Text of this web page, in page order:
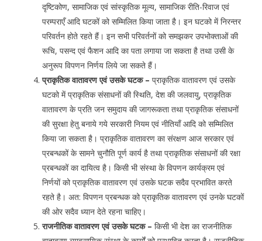
दृष्टिकोण, सामाजिक एवं सांस्कृतिक मूल्य, सामाजिक रीति-रिवाज एवं
परम्पराएँ आदि घटकों को सम्मिलित किया जाता है। इन घटको में निरन्तर
परिवर्तन होते रहते हैं। इन सभी परिवर्तनों को समझकर उपभोक्ताओं की
रूचि, पसन्द एवं फैशन आदि का पता लगाया जा सकता है तथा उसी के
अनुरूप विपणन निर्णय लिये जा सकते हैं।
प्राकृतिक वातावरण एवं उसके घटक – प्राकृतिक वातावरण एवं उसके
घटको में प्राकृतिक संसाधनों की स्थिति, देश की जलवायु, प्राकृतिक
वातावरण के प्रति जन समुदाय की जागरूकता तथा प्राकृतिक संसाधनों
की सुरक्षा हेतु बनाये गये सरकारी नियम एवं नीतियाँ आदि को सम्मिलित
किया जा सकता है। प्राकृतिक वातावरण का संरक्षण आज सरकार एवं
प्रबन्धकों के सामने चुनौति पूर्ण कार्य है तथा प्राकृतिक संसाधनों की रक्षा
प्रबन्धकों का दायित्व है। किसी भी संस्था के विपणन कार्यक्रम एवं
निर्णयों को प्राकृतिक वातावरण एवं उसके घटक सदैव प्रभावित करते
रहते है। अत: विपणन प्रबन्धक को प्राकृतिक वातावरण एवं उनके घटकों
की ओर सदैव ध्यान देते रहना चाहिए।
राजनीतिक वातावरण एवं उसके घटक – किसी भी देश का राजनीतिक